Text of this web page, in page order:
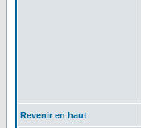
Revenir en haut